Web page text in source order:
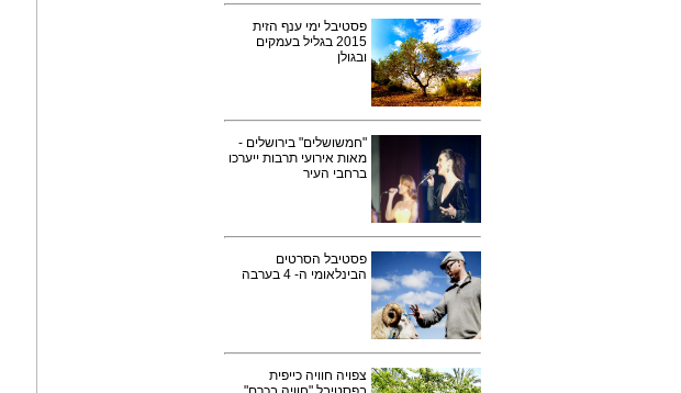
פסטיבל ימי ענף הזית
2015 בגליל בעמקים
ובגולן
"חמשושלים" בירושלים -
מאות אירועי תרבות ייערכו
ברחבי העיר
פסטיבל הסרטים
הבינלאומי ה- 4 בערבה
צפויה חוויה כייפית